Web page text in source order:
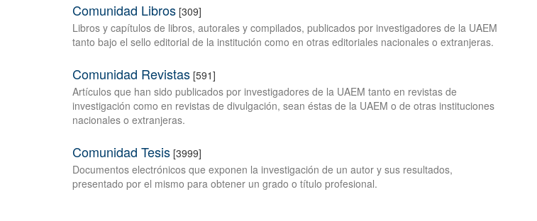
Comunidad Libros [309]
Libros y capítulos de libros, autorales y compilados, publicados por investigadores de la UAEM
tanto bajo el sello editorial de la institución como en otras editoriales nacionales o extranjeras.
Comunidad Revistas [591]
Artículos que han sido publicados por investigadores de la UAEM tanto en revistas de
investigación como en revistas de divulgación, sean éstas de la UAEM o de otras instituciones
nacionales o extranjeras.
Comunidad Tesis [3999]
Documentos electrónicos que exponen la investigación de un autor y sus resultados,
presentado por el mismo para obtener un grado o título profesional.